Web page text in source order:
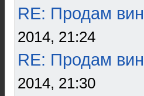
RE: Продам
2014, 21:24
RE: Продам
2014, 21:30